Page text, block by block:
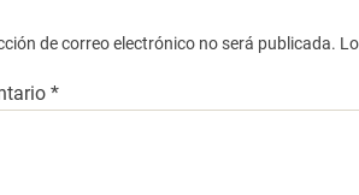
de correo electrónico no será publicada.
*